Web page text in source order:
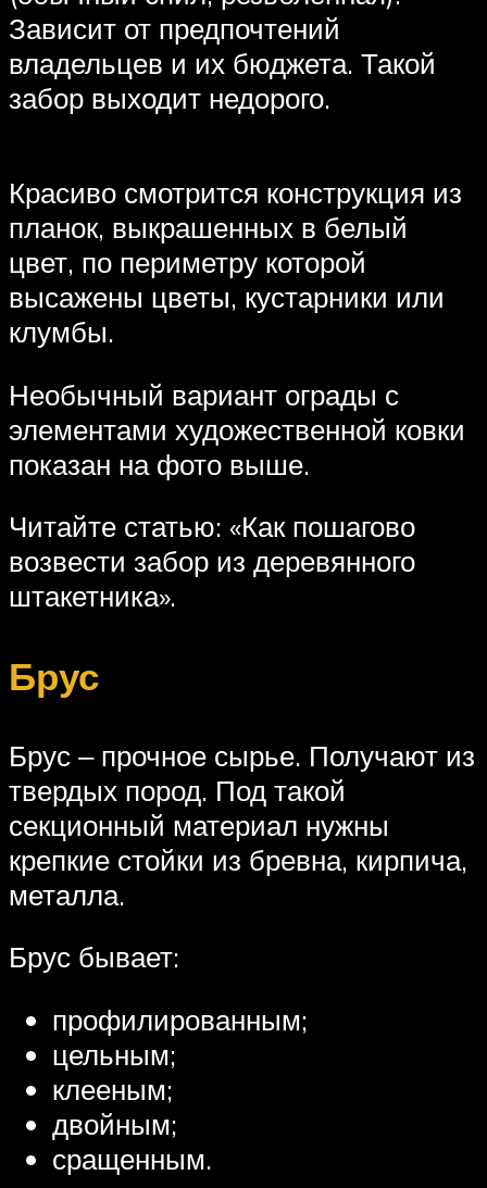
Зависит от предпочтений
владельцев и их бюджета. Такой
забор выходит недорого.
Красиво смотрится конструкция из
планок, выкрашенных в белый
цвет, по периметру которой
высажены цветы, кустарники или
клумбы.
Необычный вариант ограды с
элементами художественной ковки
показан на фото выше.
Читайте статью: «Как пошагово
возвести забор из деревянного
штакетника».
Брус
Брус ‒ прочное сырье. Получают из
твердых пород. Под такой
секционный материал нужны
крепкие стойки из бревна, кирпича,
металла.
Брус бывает:
профилированным;
цельным;
клееным;
двойным;
сращенным.